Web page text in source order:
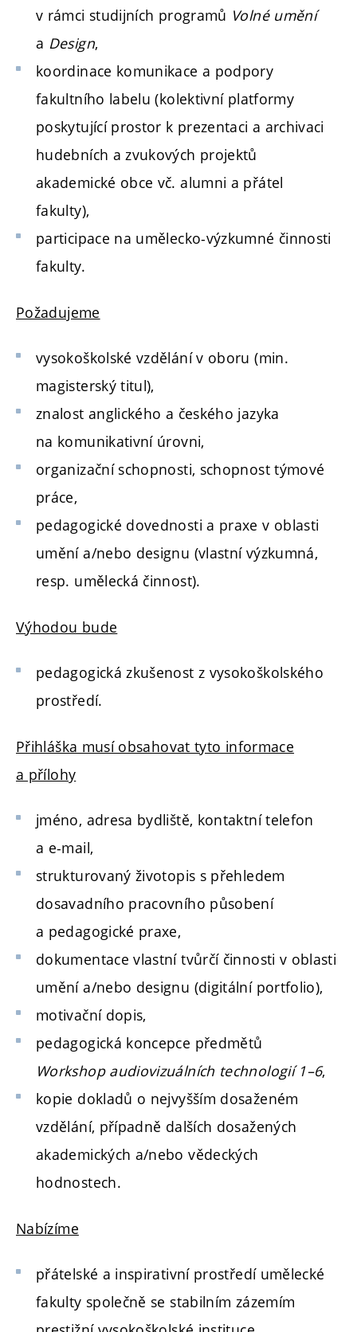
v rámci studijních programů Volné umění
a Design,
koordinace komunikace a podpory
fakultního labelu (kolektivní platformy
poskytující prostor k prezentaci a archivaci
hudebních a zvukových projektů
akademické obce vč. alumni a přátel
fakulty),
participace na umělecko-výzkumné činnosti
fakulty.
Požadujeme
vysokoškolské vzdělání v oboru (min.
magisterský titul),
znalost anglického a českého jazyka
na komunikativní úrovni,
organizační schopnosti, schopnost týmové
práce,
pedagogické dovednosti a praxe v oblasti
umění a/nebo designu (vlastní výzkumná,
resp. umělecká činnost).
Výhodou bude
pedagogická zkušenost z vysokoškolského
prostředí.
Přihláška musí obsahovat tyto informace
a přílohy
jméno, adresa bydliště, kontaktní telefon
a e-mail,
strukturovaný životopis s přehledem
dosavadního pracovního působení
a pedagogické praxe,
dokumentace vlastní tvůrčí činnosti v oblasti
umění a/nebo designu (digitální portfolio),
motivační dopis,
pedagogická koncepce předmětů
Workshop audiovizuálních technologií 1–6,
kopie dokladů o nejvyšším dosaženém
vzdělání, případně dalších dosažených
akademických a/nebo vědeckých
hodnostech.
Nabízíme
přátelské a inspirativní prostředí umělecké
fakulty společně se stabilním zázemím